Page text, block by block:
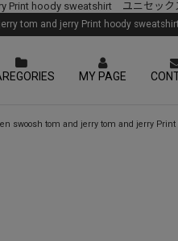
Print hoody sweatshirt ユニセッ
tom and jerry Print hoody
MY PAGE
swoosh tom and jerry tom and jerry